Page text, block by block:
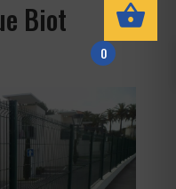
Biot
0